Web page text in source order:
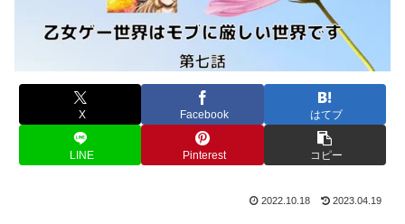
X Facebook はてブ
LINE Pinterest コピー
2022.10.18 2023.04.19